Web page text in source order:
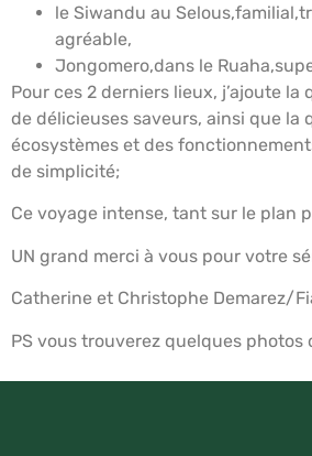
le Siwandu au
agréable,
Jongomero,dans le
Pour ces 2 derniers lieux, j’ajoute
de délicieuses saveurs, ainsi que la
écosystèmes et des
de simplicité;
Ce voyage intense, tant sur le plan
UN grand merci à vous pour votre
Catherine et Christophe Demarez/
PS vous trouverez quelques